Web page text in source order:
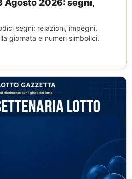
Agosto 2026: segni,
segni: relazioni, impegni,
giornata e numeri simbolici.